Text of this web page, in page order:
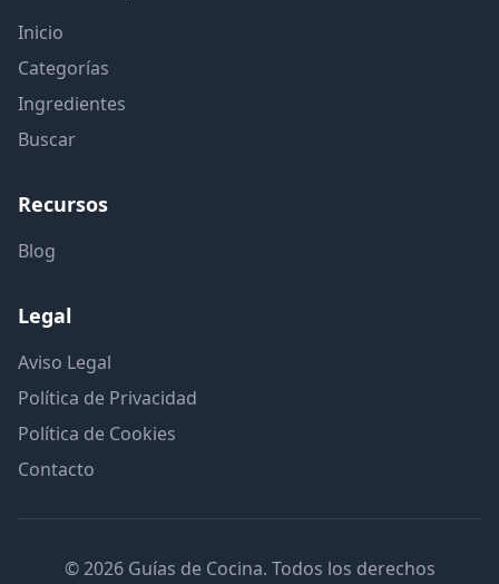
Inicio
Categorías
Ingredientes
Buscar
Recursos
Blog
Legal
Aviso Legal
Política de Privacidad
Política de Cookies
Contacto
© 2026 Guías de Cocina. Todos los derechos